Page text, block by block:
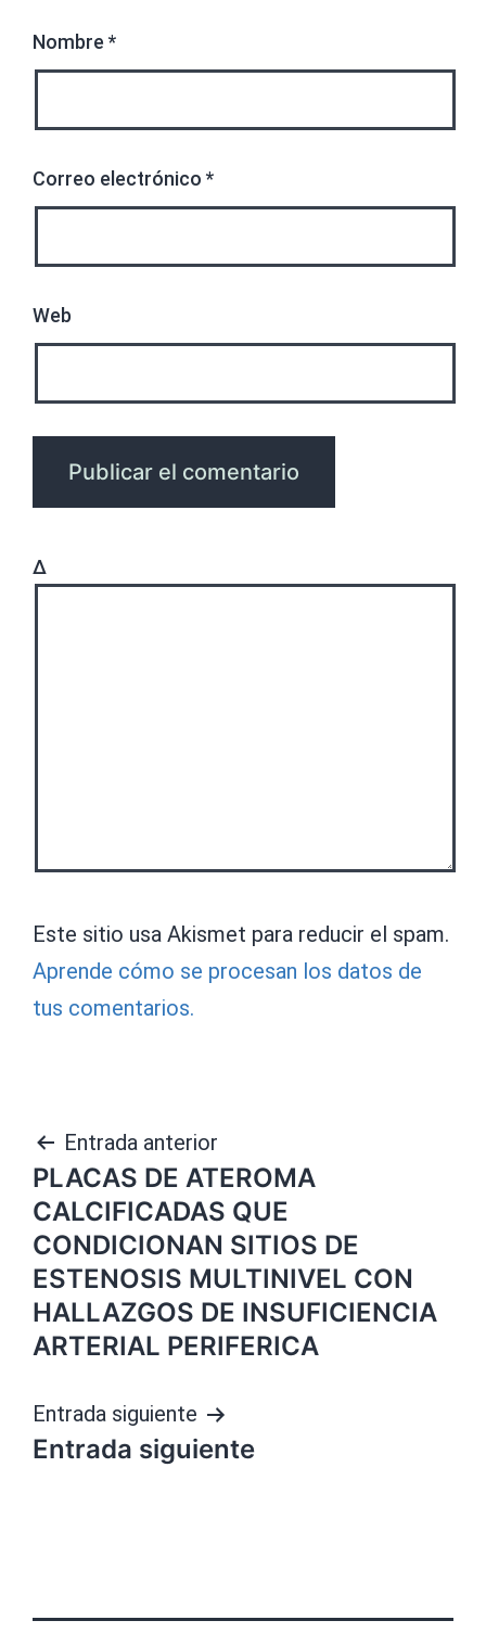
Nombre *
Correo electrónico *
Web
Δ
Este sitio usa Akismet para reducir el spam.
Aprende cómo se procesan los datos de
tus comentarios.
Navegación
de
entradas
Entrada anterior
PLACAS DE ATEROMA
CALCIFICADAS QUE
CONDICIONAN SITIOS DE
ESTENOSIS MULTINIVEL CON
HALLAZGOS DE INSUFICIENCIA
ARTERIAL PERIFERICA
Entrada siguiente
Entrada siguiente